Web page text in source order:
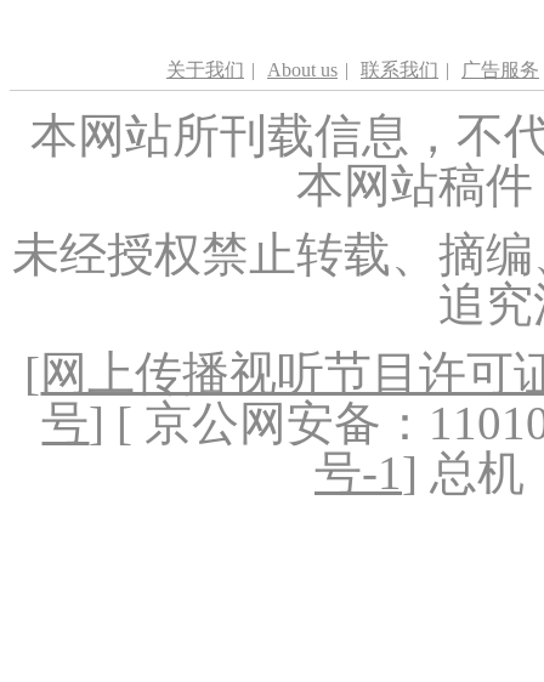
关于我们 | About us | 联系我们 | 广告服务
本网站所刊载信息，不
本网站稿
未经授权禁止转载、摘
追
[网上传播视听节目许可
号] [ 京公网安备：
号-1] 总机